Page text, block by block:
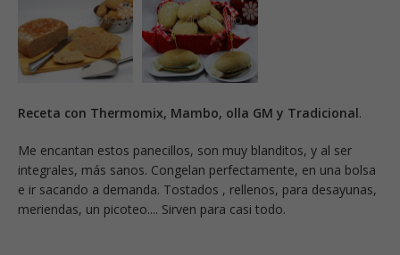
Receta con Thermomix, Mambo, olla GM y Tradicional.
Me encantan estos panecillos, son muy blanditos, y al ser
integrales, más sanos. Congelan perfectamente, en una bolsa
e ir sacando a demanda. Tostados , rellenos, para desayunas,
meriendas, un picoteo.... Sirven para casi todo.